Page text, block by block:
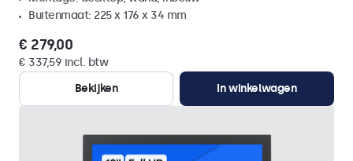
Buitenmaat: 225 x 176 x 34 mm
€ 279,00
€ 337,59 incl. btw
Bekijken
In winkelwagen